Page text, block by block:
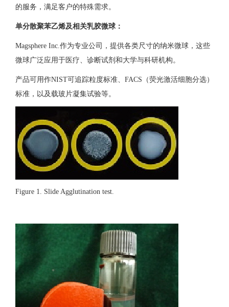
的服务，满足客户的特殊需求。
单分散聚苯乙烯及相关乳胶微球：
Magsphere Inc.作为专业公司，提供各类尺寸的纳米微球，这些
微球广泛应用于医疗、诊断试剂和大学与科研机构。
产品可用作NIST可追踪粒度标准、FACS（荧光激活细胞分选）
标准，以及载玻片凝集试验等。
Figure 1. Slide Agglutination test.